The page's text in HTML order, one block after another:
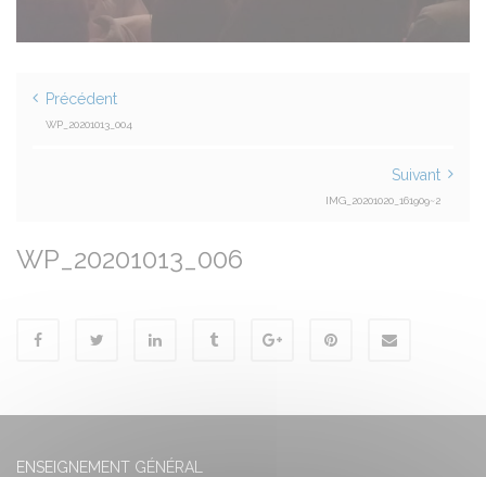
Précédent
WP_20201013_004
Suivant
IMG_20201020_161909~2
WP_20201013_006
ENSEIGNEMENT GÉNÉRAL